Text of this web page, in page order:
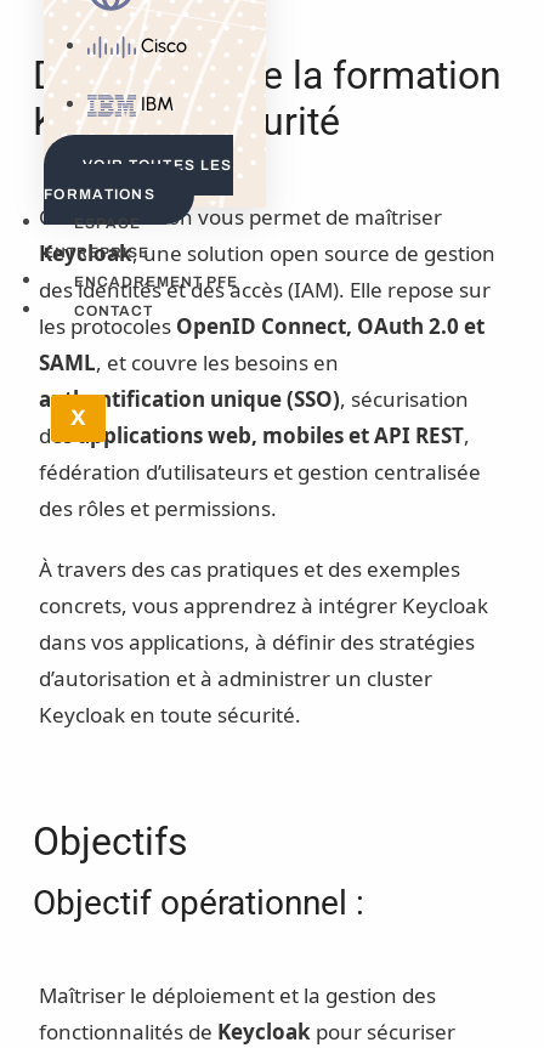
Cisco
IBM
VOIR TOUTES LES
FORMATIONS
ESPACE
ENTREPRISE
ENCADREMENT PFE
CONTACT
X
Description de la formation
Keycloak Sécurité
Cette formation vous permet de maîtriser
Keycloak, une solution open source de gestion
des identités et des accès (IAM). Elle repose sur
les protocoles OpenID Connect, OAuth 2.0 et
SAML, et couvre les besoins en
authentification unique (SSO), sécurisation
desapplications web, mobiles et API REST,
fédération d’utilisateurs et gestion centralisée
des rôles et permissions.
À travers des cas pratiques et des exemples
concrets, vous apprendrez à intégrer Keycloak
dans vos applications, à définir des stratégies
d’autorisation et à administrer un cluster
Keycloak en toute sécurité.
Objectifs
Objectif opérationnel :
Maîtriser le déploiement et la gestion des
fonctionnalités de Keycloakpour sécuriser